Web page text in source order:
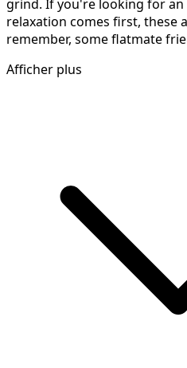
grind. If you're looking for
relaxation comes first, these
remember, some flatmate
Afficher plus